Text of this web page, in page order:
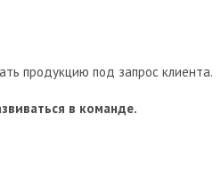
продукцию под запрос клиента.
в команде.